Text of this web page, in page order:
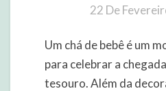
22 De
Um chá de bebê é um
para celebrar a
tesouro. Além da